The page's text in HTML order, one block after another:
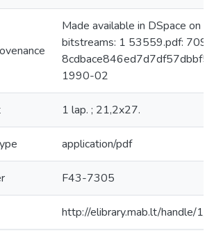
Made available in DSpace on
bitstreams: 1 53559.pdf:
1990-02
1 lap. ; 21,2x27.
application/pdf
F43-7305
http://elibrary.mab.lt/handle/1/